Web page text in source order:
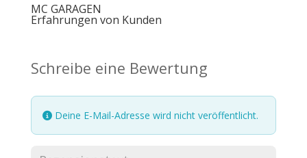
MC GARAGEN
Erfahrungen von Kunden
Schreibe eine Bewertung
Deine E-Mail-Adresse wird nicht veröffentlicht.